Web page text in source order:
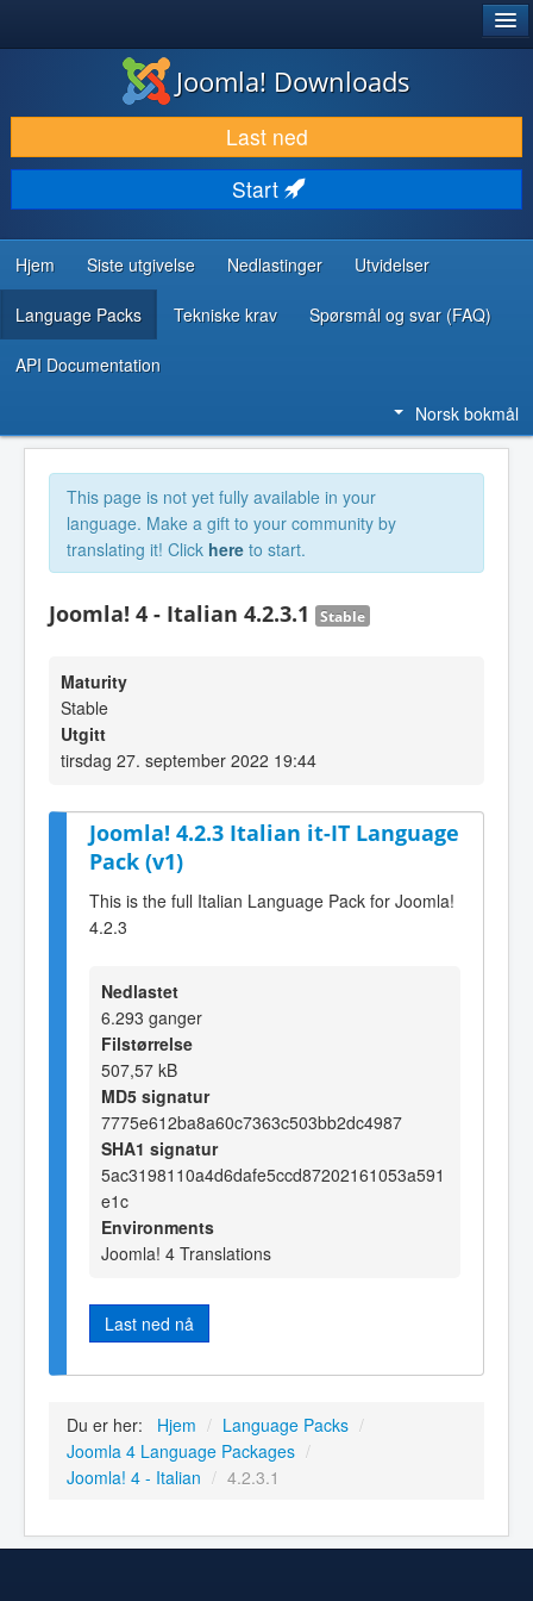
LAST NED & UTVID
OPPDAG & LÆR
SAMFUNN & BRUKERSTØTTE
UTVIKLINGSRESSURSER
Joomla! Downloads
Last ned
Start
Hjem Siste utgivelse Nedlastinger Utvidelser
Language Packs Tekniske krav Spørsmål og svar (FAQ)
API Documentation
Norsk bokmål
This page is not yet fully available in your
language. Make a gift to your community by
translating it! Click here to start.
Joomla! 4 - Italian 4.2.3.1 Stable
Maturity
Stable
Utgitt
tirsdag 27. september 2022 19:44
Joomla! 4.2.3 Italian it-IT Language
Pack (v1)
This is the full Italian Language Pack for Joomla!
4.2.3
Nedlastet
6.293 ganger
Filstørrelse
507,57 kB
MD5 signatur
7775e612ba8a60c7363c503bb2dc4987
SHA1 signatur
5ac3198110a4d6dafe5ccd87202161053a591
e1c
Environments
Joomla! 4 Translations
Last ned nå
Du er her: Hjem / Language Packs /
Joomla 4 Language Packages /
Joomla! 4 - Italian / 4.2.3.1